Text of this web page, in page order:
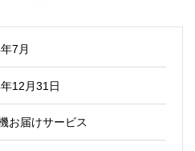
7月
12月31日
お届けサービス